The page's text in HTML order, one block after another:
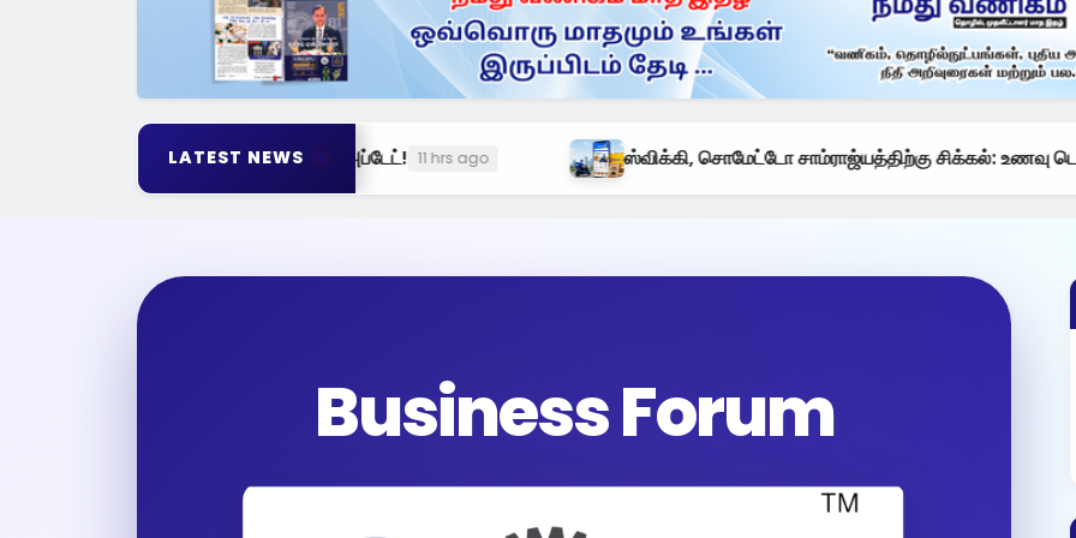
LATEST NEWS
11 hrs ago ஸ்விக்கி, சொமேட்டோ சாம்ராஜ்யத்திற்கு சிக்கல்: உணவு டெலிவரி சந்தையில் குதிக்கிறது
Business Forum